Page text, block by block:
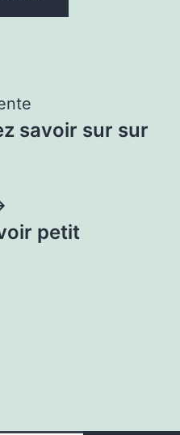
savoir sur sur
petit